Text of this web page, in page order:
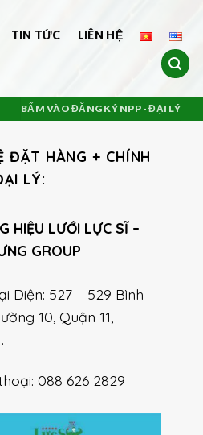
TIN TỨC LIÊN HỆ
BẤM VÀO ĐĂNG KÝ NPP - ĐẠI LÝ
ĐẶT HÀNG + CHÍNH
LÝ:
HIỆU LƯỚI LỰC SĨ –
GROUP
Diện: 527 – 529 Bình
10, Quận 11,
088 626 2829